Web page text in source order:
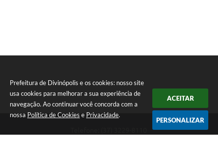
Prefeitura de Divinópolis e os cookies: nosso site
usa cookies para melhorar a sua experiência de
navegação. Ao continuar você concorda com a
nossa Política de Cookies e Privacidade.
ACEITAR
PERSONALIZAR